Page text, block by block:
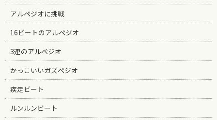
アルペジオに挑戦
16ビートのアルペジオ
3連のアルペジオ
かっこいいガズペジオ
疾走ビート
ルンルンビート